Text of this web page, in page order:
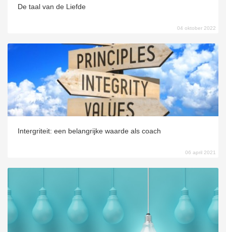
De taal van de Liefde
04 oktober 2022
Intergriteit: een belangrijke waarde als coach
06 april 2021